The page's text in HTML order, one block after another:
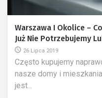
Wybór Krzesła
By Później Nie Żałować?
16 Sierpnia 2019
Wybór odpowiedniego
Przed nami otwiera się
firm i...